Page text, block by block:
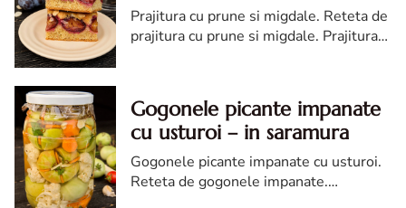
Prajitura cu prune si migdale. Reteta de
prajitura cu prune si migdale. Prajitura
Gogonele picante impanate
cu usturoi – in saramura
Gogonele picante impanate cu usturoi.
Reteta de gogonele impanate.